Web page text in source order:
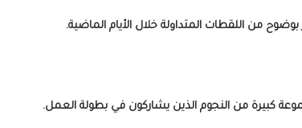
من اللقطات المتداولة خلال الأيام الماضية.
كبيرة من النجوم الذين يشاركون في بطولة العمل.